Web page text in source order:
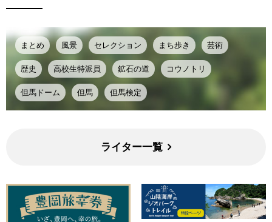
まとめ 風景 セレクション まち歩き 芸術
歴史 高校生特派員 鉱石の道 コウノトリ
但馬ドーム 但馬 但馬検定
ライター一覧